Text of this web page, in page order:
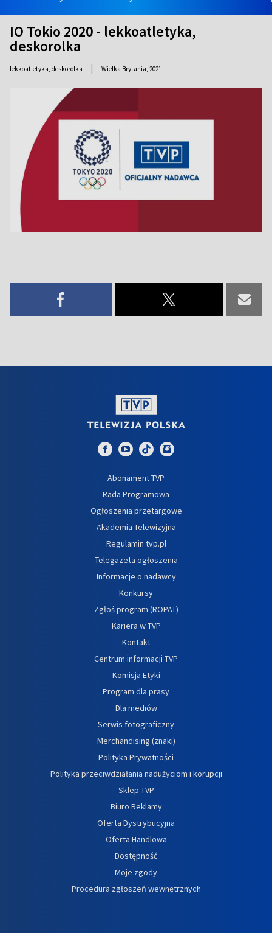
IO Tokio 2020 - lekkoatletyka,
deskorolka
lekkoatletyka, deskorolka | Wielka Brytania, 2021
Abonament TVP
Rada Programowa
Ogłoszenia przetargowe
Akademia Telewizyjna
Regulamin tvp.pl
Telegazeta ogłoszenia
Informacje o nadawcy
Konkursy
Zgłoś program (ROPAT)
Kariera w TVP
Kontakt
Centrum informacji TVP
Komisja Etyki
Program dla prasy
Dla mediów
Serwis fotograficzny
Merchandising (znaki)
Polityka Prywatności
Polityka przeciwdziałania nadużyciom i korupcji
Sklep TVP
Biuro Reklamy
Oferta Dystrybucyjna
Oferta Handlowa
Dostępność
Moje zgody
Procedura zgłoszeń wewnętrznych